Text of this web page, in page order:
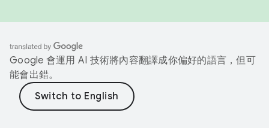
Google 會運用 AI 技術將內容翻譯成你偏好的語言，但可
能會出錯。